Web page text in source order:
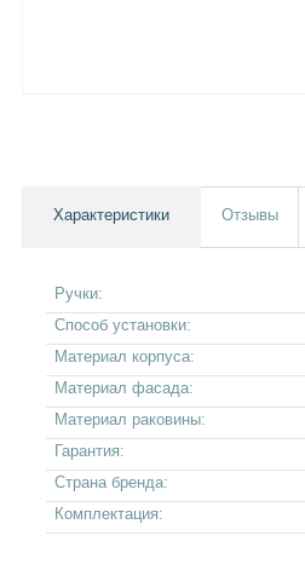
Характеристики Отзывы
Ручки:
Способ установки:
Материал корпуса:
Материал фасада:
Материал раковины:
Гарантия:
Страна бренда:
Комплектация: